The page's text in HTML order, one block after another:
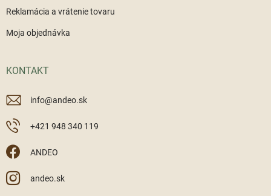
Reklamácia a vrátenie tovaru
Moja objednávka
KONTAKT
info@andeo.sk
+421 948 340 119
ANDEO
andeo.sk